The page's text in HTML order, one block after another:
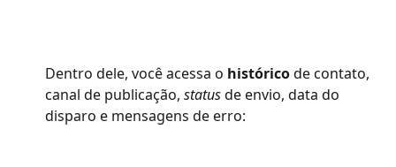
Dentro dele, você acessa o histórico de contato,
canal de publicação, status de envio, data do
disparo e mensagens de erro: